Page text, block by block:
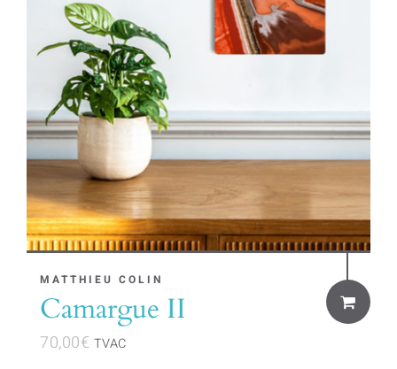
MATTHIEU COLIN
Camargue II
70,00€ TVAC